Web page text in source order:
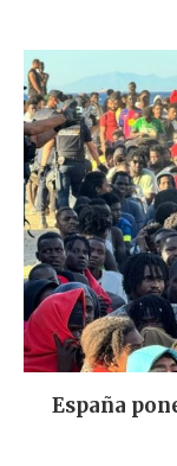
España